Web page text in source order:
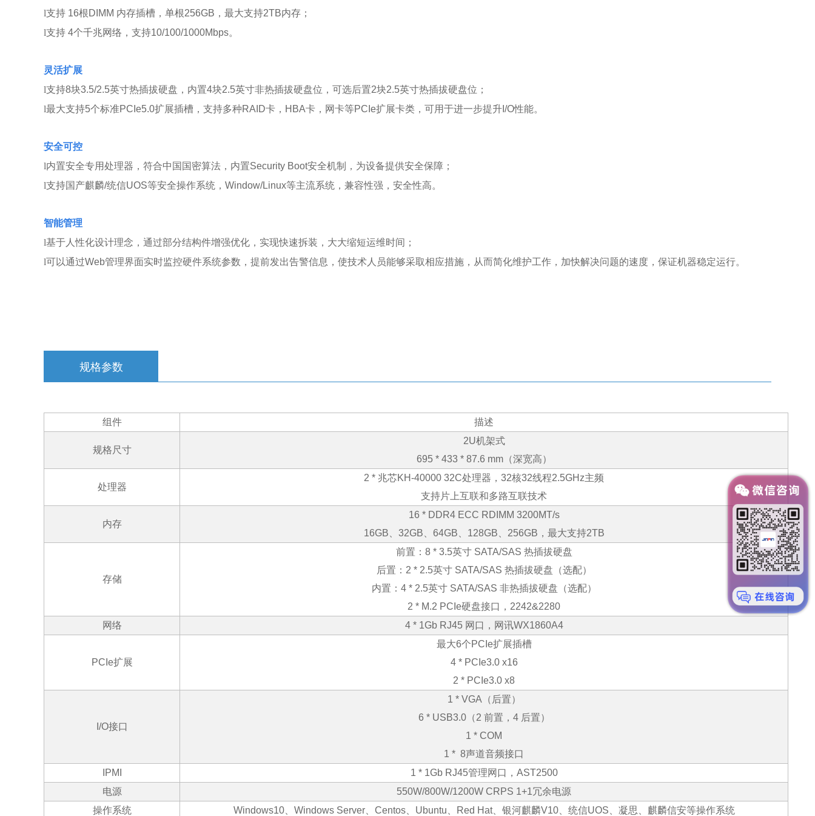
l支持 16根DIMM 内存插槽，单根256GB，最大支持2TB内存；
l支持 4个千兆网络，支持10/100/1000Mbps。
灵活扩展
l支持8块3.5/2.5英寸热插拔硬盘，内置4块2.5英寸非热插拔硬盘位，可选后置2块2.5英寸热插拔硬盘位；
l最大支持5个标准PCIe5.0扩展插槽，支持多种RAID卡，HBA卡，网卡等PCIe扩展卡类，可用于进一步提升I/O性能。
安全可控
l内置安全专用处理器，符合中国国密算法，内置Security Boot安全机制，为设备提供安全保障；
l支持国产麒麟/统信UOS等安全操作系统，Window/Linux等主流系统，兼容性强，安全性高。
智能管理
l基于人性化设计理念，通过部分结构件增强优化，实现快速拆装，大大缩短运维时间；
l可以通过Web管理界面实时监控硬件系统参数，提前发出告警信息，使技术人员能够采取相应措施，从而简化维护工作，加快解决问题的速度，保证机器稳定运行。
规格参数
组件 描述
规格尺寸
2U机架式
695 * 433 * 87.6 mm（深宽高）
处理器
2 * 兆芯KH-40000 32C处理器， 32核32线程2.5GHz主频
支持片上互联和多路互联技术
内存
16 * DDR4 ECC RDIMM 3200MT/s
16GB、 32GB、 64GB、 128GB、 256GB ，最大支持2TB
存储
前置： 8 * 3.5英寸SATA/SAS 热插拔硬盘
后置： 2 * 2.5英寸SATA/SAS 热插拔硬盘（选配）
内置： 4 * 2.5英寸SATA/SAS 非热插拔硬盘（选配）
2 * M.2 PCIe硬盘接口， 2242&2280
网络
4 * 1Gb RJ45 网口，网讯WX1860A4
PCIe扩展
最大6个PCIe扩展插槽
4 * PCIe3.0 x16
2 * PCIe3.0 x8
I/O接口
1 * VGA（后置）
6 * USB3.0（2 前置， 4 后置）
1 * COM
1 * 8声道音频接口
IPMI
1 * 1Gb RJ45管理网口， AST2500
电源
550W/800W/1200W CRPS 1+1冗余电源
操作系统
Windows10、 Windows Server、 Centos、 Ubuntu、 Red Hat、银河麒麟V10、统信UOS、凝思、麒麟信安等操作系统